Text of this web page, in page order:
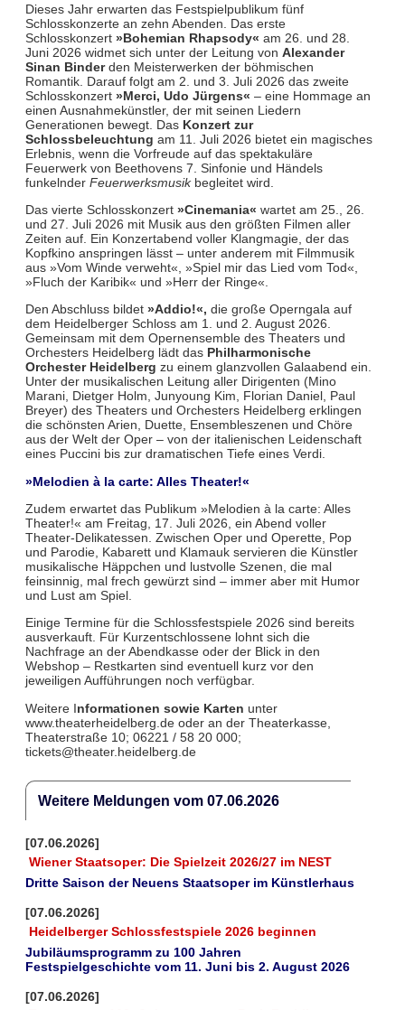
Dieses Jahr erwarten das Festspielpublikum fünf
Schlosskonzerte an zehn Abenden. Das erste
Schlosskonzert »Bohemian Rhapsody« am 26. und 28.
Juni 2026 widmet sich unter der Leitung von Alexander
Sinan Binderden Meisterwerken der böhmischen
Romantik. Darauf folgt am 2. und 3. Juli 2026 das zweite
Schlosskonzert »Merci, Udo Jürgens« – eine Hommage an
einen Ausnahmekünstler, der mit seinen Liedern
Generationen bewegt. Das Konzert zur
Schlossbeleuchtung am 11. Juli 2026 bietet ein magisches
Erlebnis, wenn die Vorfreude auf das spektakuläre
Feuerwerk von Beethovens 7. Sinfonie und Händels
funkelnder Feuerwerksmusikbegleitet wird.
Das vierte Schlosskonzert »Cinemania« wartet am 25., 26.
und 27. Juli 2026 mit Musik aus den größten Filmen aller
Zeiten auf. Ein Konzertabend voller Klangmagie, der das
Kopfkino anspringen lässt – unter anderem mit Filmmusik
aus »Vom Winde verweht«, »Spiel mir das Lied vom Tod«,
»Fluch der Karibik« und »Herr der Ringe«.
Den Abschluss bildet »Addio!«, die große Operngala auf
dem Heidelberger Schloss am 1. und 2. August 2026.
Gemeinsam mit dem Opernensemble des Theaters und
Orchesters Heidelberg lädt das Philharmonische
Orchester Heidelberg zu einem glanzvollen Galaabend ein.
Unter der musikalischen Leitung aller Dirigenten (Mino
Marani, Dietger Holm, Junyoung Kim, Florian Daniel, Paul
Breyer) des Theaters und Orchesters Heidelberg erklingen
die schönsten Arien, Duette, Ensembleszenen und Chöre
aus der Welt der Oper – von der italienischen Leidenschaft
eines Puccini bis zur dramatischen Tiefe eines Verdi.
»Melodien à la carte: Alles Theater!«
Zudem erwartet das Publikum »Melodien à la carte: Alles
Theater!« am Freitag, 17. Juli 2026, ein Abend voller
Theater-Delikatessen. Zwischen Oper und Operette, Pop
und Parodie, Kabarett und Klamauk servieren die Künstler
musikalische Häppchen und lustvolle Szenen, die mal
feinsinnig, mal frech gewürzt sind – immer aber mit Humor
und Lust am Spiel.
Einige Termine für die Schlossfestspiele 2026 sind bereits
ausverkauft. Für Kurzentschlossene lohnt sich die
Nachfrage an der Abendkasse oder der Blick in den
Webshop – Restkarten sind eventuell kurz vor den
jeweiligen Aufführungen noch verfügbar.
Weitere Informationen sowie Karten unter
www.theaterheidelberg.de oder an der Theaterkasse,
Theaterstraße 10; 06221 / 58 20 000;
tickets@theater.heidelberg.de
Weitere Meldungen vom 07.06.2026
[07.06.2026]
Wiener Staatsoper: Die Spielzeit 2026/27 im NEST
Dritte Saison der Neuens Staatsoper im Künstlerhaus
[07.06.2026]
Heidelberger Schlossfestspiele 2026 beginnen
Jubiläumsprogramm zu 100 Jahren
Festspielgeschichte vom 11. Juni bis 2. August 2026
[07.06.2026]